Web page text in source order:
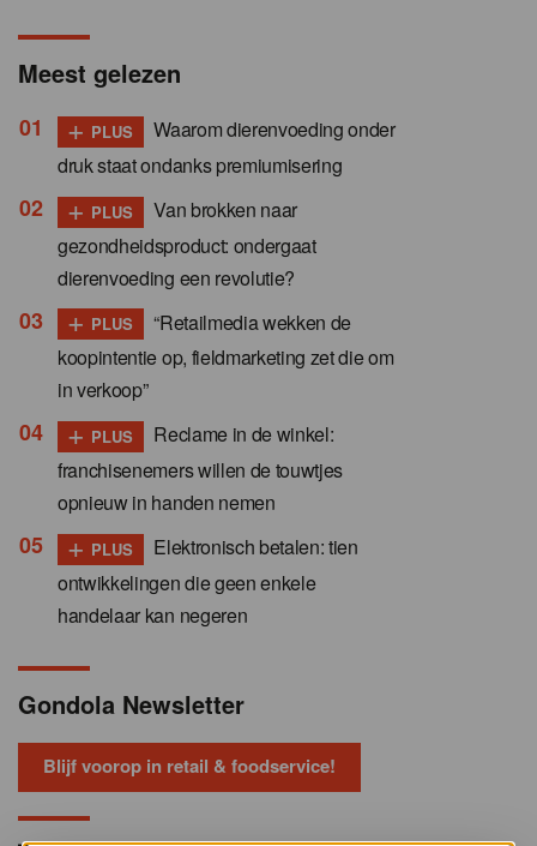
Meest gelezen
+ PLUS
Waarom dierenvoeding onder
druk staat ondanks premiumisering
+ PLUS
Van brokken naar
gezondheidsproduct: ondergaat
dierenvoeding een revolutie?
+ PLUS
“Retailmedia wekken de
koopintentie op, fieldmarketing zet die om
in verkoop”
+ PLUS
Reclame in de winkel:
franchisenemers willen de touwtjes
opnieuw in handen nemen
+ PLUS
Elektronisch betalen: tien
ontwikkelingen die geen enkele
handelaar kan negeren
Gondola Newsletter
Blijf voorop in retail & foodservice!